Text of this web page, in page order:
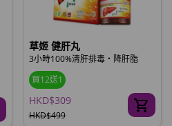
草姬 健肝丸
3小時100%清肝排毒‧降肝脂
買12送1
HKD$309
HKD$499